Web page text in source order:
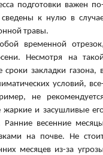
подготовки важен
к нулю в
травы.
временной
Несмотря на
закладки газона,
условий,
не
жаркие и засушливые
весенние
на почве. Не
месяцев из-за